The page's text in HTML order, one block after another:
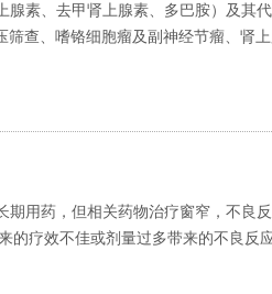
腺素、去甲肾上腺素、多巴胺）及其
查、嗜铬细胞瘤及副神经节瘤、肾
期用药，但相关药物治疗窗窄，不良
的疗效不佳或剂量过多带来的不良反